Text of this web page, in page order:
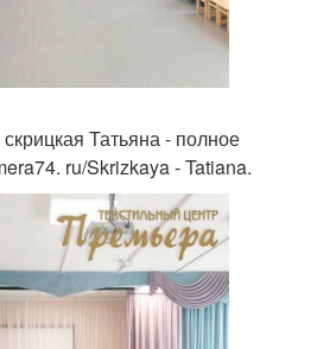
Татьяна - полное
ru/Skrizkaya - Tatiana.